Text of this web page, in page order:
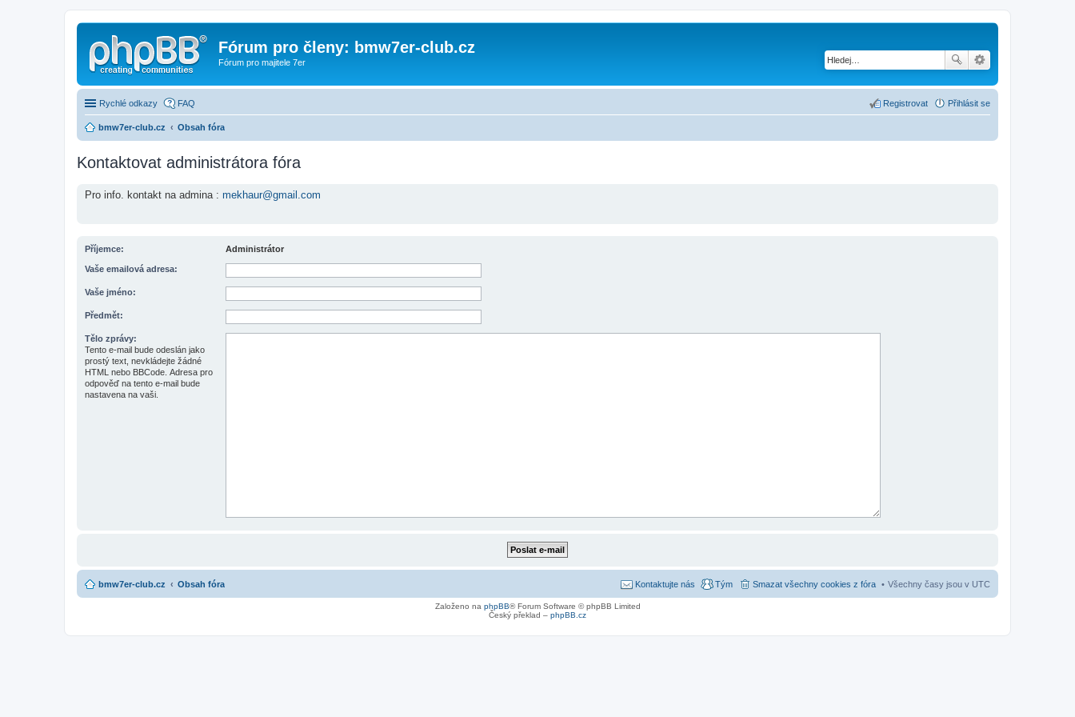
Fórum pro členy: bmw7er-club.cz
Fórum pro majitele 7er
Rychlé odkazy FAQ Přihlásit se
Registrovat
bmw7er-club.cz Obsah fóra
Kontaktovat administrátora fóra
Pro info. kontakt na admina : mekhaur@gmail.com
Příjemce: Administrátor
Vaše emailová adresa:
Vaše jméno:
Předmět:
Tělo zprávy:
Tento e-mail bude odeslán jako
prostý text, nevkládejte žádné
HTML nebo BBCode. Adresa pro
odpověď na tento e-mail bude
nastavena na vaši.
bmw7er-club.cz Obsah fóra Všechny časy jsou v UTC
Smazat všechny cookies z fóra
Tým
Kontaktujte nás
Založeno na phpBB® Forum Software © phpBB Limited
Český překlad – phpBB.cz